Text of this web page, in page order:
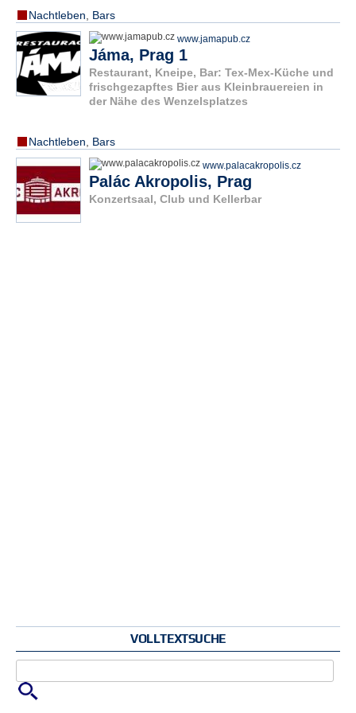
Nachtleben Bars
www.jamapub.cz
Jáma, Prag 1
Restaurant, Kneipe, Bar: Tex-Mex-Küche und
frischgezapftes Bier aus Kleinbrauereien in
der Nähe des Wenzelsplatzes
Nachtleben Bars
www.palacakropolis.cz
Palác Akropolis, Prag
Konzertsaal, Club und Kellerbar
VOLLTEXTSUCHE